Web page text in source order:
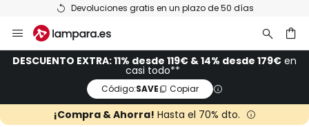
Devoluciones gratis en un plazo de 50 días
al
contenido
DESCUENTO EXTRA: 11% desde 119€ & 14% desde 179€ en
casi todo**
Código:SAVE Copiar
¡Compra & Ahorra! Hasta el 70% dto.